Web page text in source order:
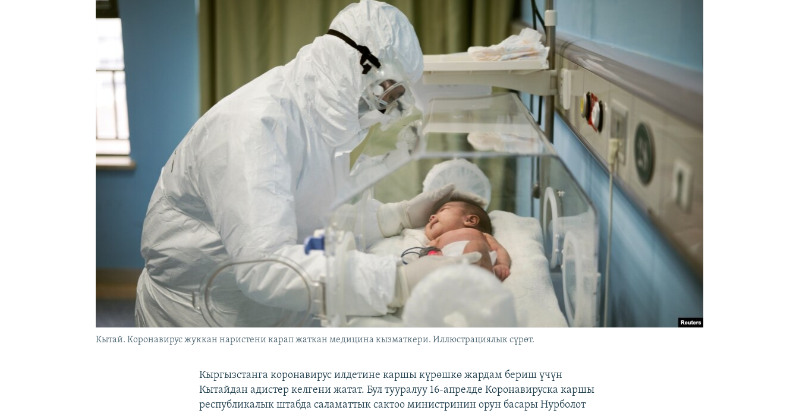
Кытай. Коронавирус жуккан наристени карап жаткан медицина кызматкери. Иллюстрациялык сүрөт.
Кыргызстанга коронавирус илдетине каршы күрөшкө жардам бериш үчүн
Кытайдан адистер келгени жатат. Бул тууралуу 16-апрелде Коронавируска каршы
республикалык штабда саламаттык сактоо министринин орун басары Нурболот